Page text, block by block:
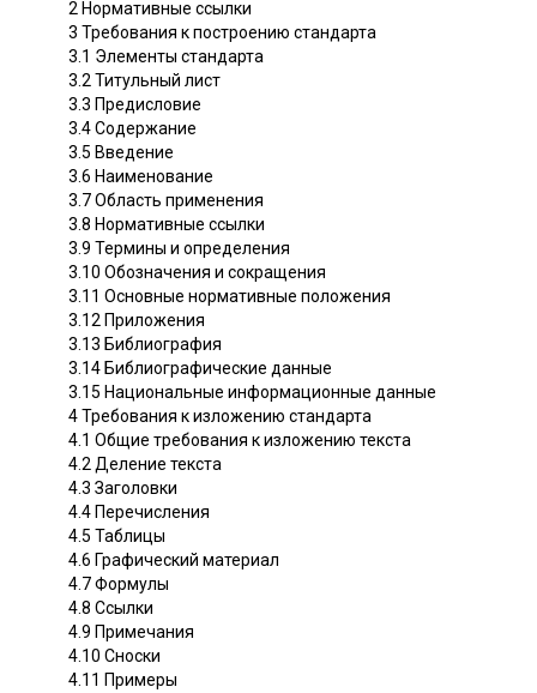
2 Нормативные ссылки
3 Требования к построению стандарта
3.1 Элементы стандарта
3.2 Титульный лист
3.3 Предисловие
3.4 Содержание
3.5 Введение
3.6 Наименование
3.7 Область применения
3.8 Нормативные ссылки
3.9 Термины и определения
3.10 Обозначения и сокращения
3.11 Основные нормативные положения
3.12 Приложения
3.13 Библиография
3.14 Библиографические данные
3.15 Национальные информационные данные
4 Требования к изложению стандарта
4.1 Общие требования к изложению текста
4.2 Деление текста
4.3 Заголовки
4.4 Перечисления
4.5 Таблицы
4.6 Графический материал
4.7 Формулы
4.8 Ссылки
4.9 Примечания
4.10 Сноски
4.11 Примеры